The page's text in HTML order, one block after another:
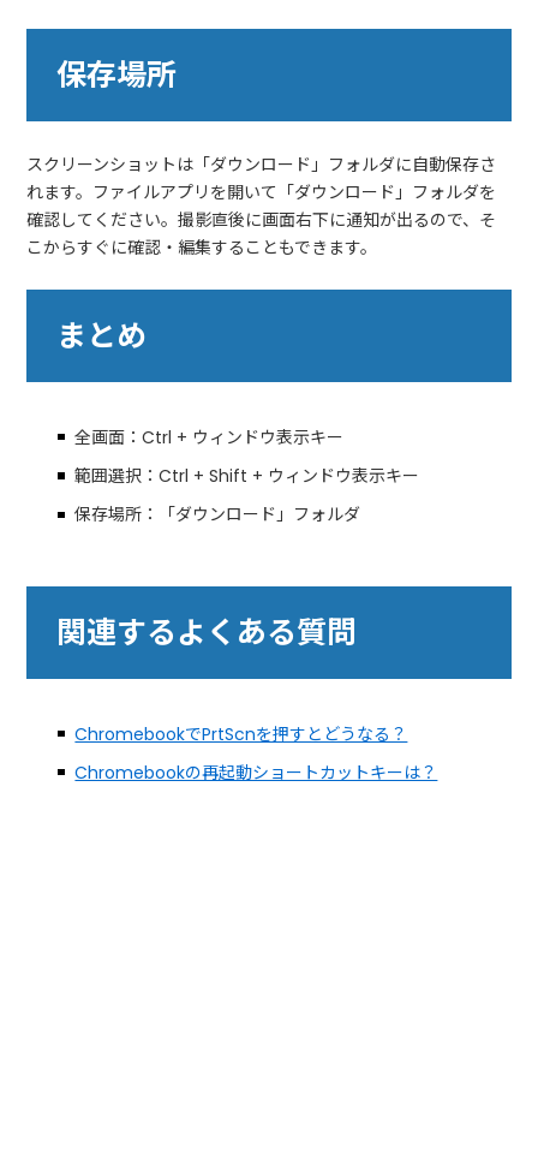
保存場所
スクリーンショットは「ダウンロード」フォルダに自動保存さ
れます。ファイルアプリを開いて「ダウンロード」フォルダを
確認してください。撮影直後に画面右下に通知が出るので、そ
こからすぐに確認・編集することもできます。
まとめ
全画面：Ctrl + ウィンドウ表示キー
範囲選択：Ctrl + Shift + ウィンドウ表示キー
保存場所：「ダウンロード」フォルダ
関連するよくある質問
ChromebookでPrtScnを押すとどうなる？
Chromebookの再起動ショートカットキーは？